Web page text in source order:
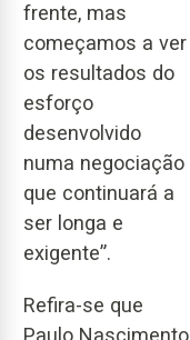
frente, mas
começamos a ver
os resultados do
esforço
desenvolvido
numa negociação
que continuará a
ser longa e
exigente”.
Refira-se que
Paulo Nascimento